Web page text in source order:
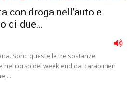
con droga nell’auto e
di due...
Sono queste le tre sostanze
nel corso del week end dai carabinieri